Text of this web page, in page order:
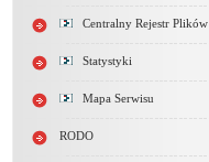
Centralny Rejestr Plików
Statystyki
Mapa Serwisu
RODO